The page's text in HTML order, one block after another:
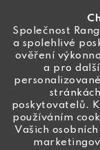
Společnost
a spolehlivé
ověření
a pro
poskytovatelů.
používáním
Vašich
info@
+420 774